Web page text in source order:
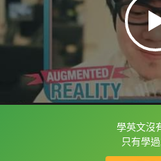
學英文沒
只有學
框選或點兩下字幕